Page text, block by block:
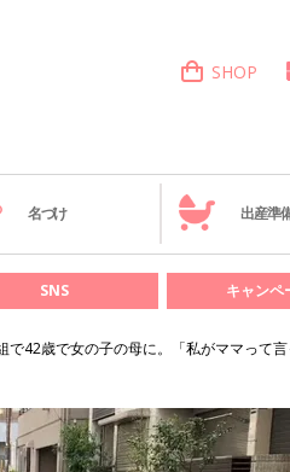
SHOP
名づけ 出産準
SNS キャンペ
42歳で女の子の母に。「私がママって